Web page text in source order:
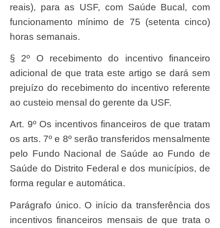
reais), para as USF, com Saúde Bucal, com
funcionamento mínimo de 75 (setenta cinco)
horas semanais.
§ 2º O recebimento do incentivo financeiro
adicional de que trata este artigo se dará sem
prejuízo do recebimento do incentivo referente
ao custeio mensal do gerente da USF.
Art. 9º Os incentivos financeiros de que tratam
os arts. 7º e 8º serão transferidos mensalmente
pelo Fundo Nacional de Saúde ao Fundo de
Saúde do Distrito Federal e dos municípios, de
forma regular e automática.
Parágrafo único. O início da transferência dos
incentivos financeiros mensais de que trata o